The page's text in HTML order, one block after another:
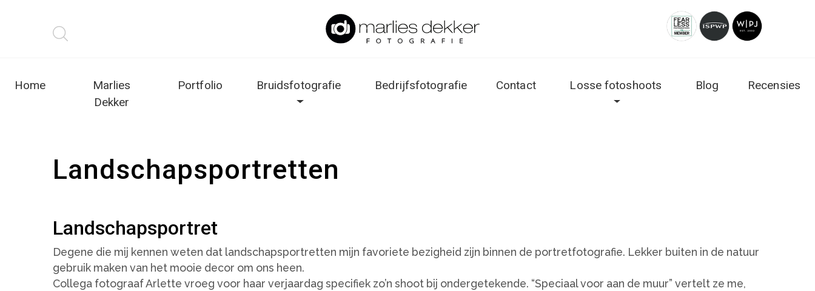
Home
Marlies
Dekker
Portfolio Bruidsfotografie Bedrijfsfotografie Contact Losse fotoshoots Blog Recensies
Landschapsportretten
Landschapsportret
Degene die mij kennen weten dat landschapsportretten mijn favoriete bezigheid zijn binnen de portretfotografie. Lekker buiten in de natuur
gebruik maken van het mooie decor om ons heen.
Collega fotograaf Arlette vroeg voor haar verjaardag specifiek zo’n shoot bij ondergetekende. “Speciaal voor aan de muur” vertelt ze me,